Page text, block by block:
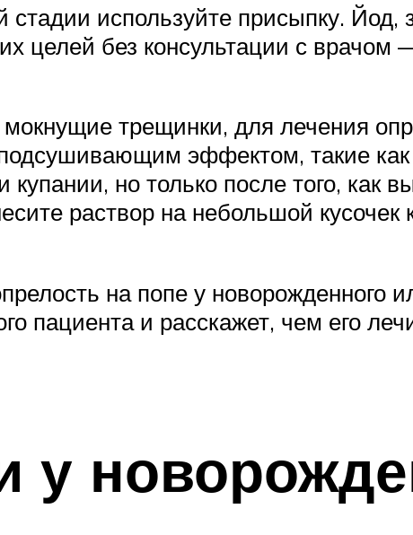
используйте присыпку. Йод,
целей без консультации с врачом
трещинки, для лечения
эффектом, такие
но только после того, как
раствор на небольшой
на попе у новорожденного
пациента и расскажет, чем его
у